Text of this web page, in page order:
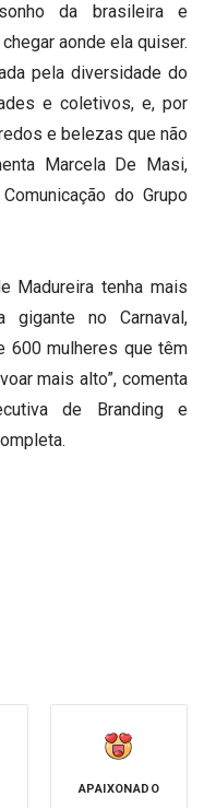
da brasileira e
aonde ela quiser.
pela diversidade do
e coletivos, e, por
e belezas que não
Marcela De Masi,
do Grupo
Madureira tenha mais
gigante no Carnaval,
600 mulheres que têm
mais alto”, comenta
de Branding e
APAIXONADO